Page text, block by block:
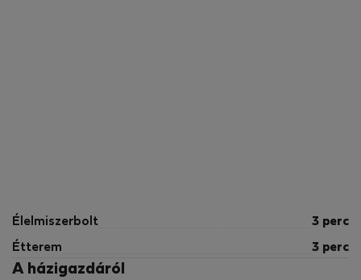
Élelmiszerbolt 3 perc
Étterem 3 perc
A házigazdáról